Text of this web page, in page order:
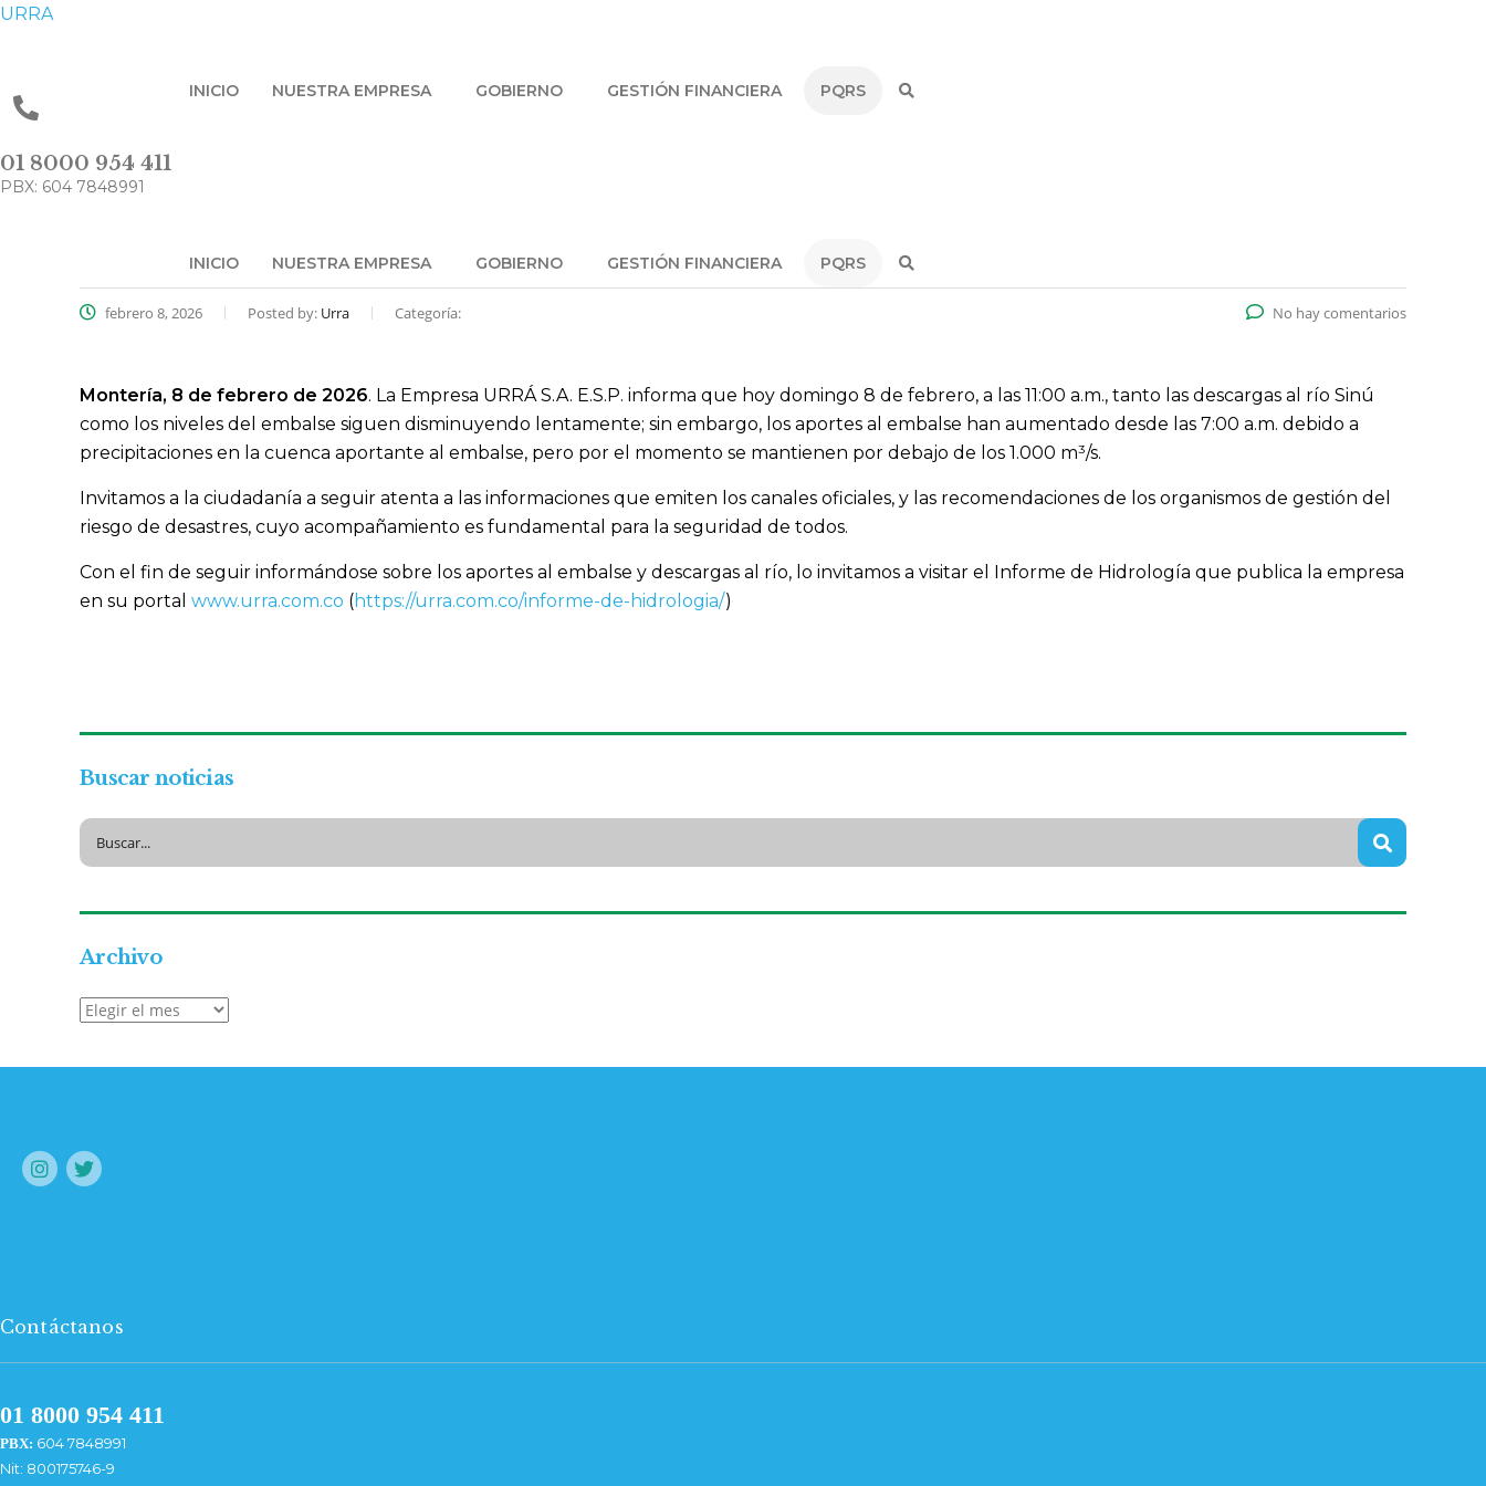
URRA
INICIO NUESTRA EMPRESA GOBIERNO GESTIÓN FINANCIERA PQRS
01 8000 954 411
PBX: 604 7848991
INICIO NUESTRA EMPRESA GOBIERNO GESTIÓN FINANCIERA PQRS
febrero 8, 2026 Posted by: Urra Categoría: No hay comentarios
Montería, 8 de febrero de 2026. La Empresa URRÁ S.A. E.S.P. informa que hoy domingo 8 de febrero, a las 11:00 a.m., tanto las descargas al río Sinú
como los niveles del embalse siguen disminuyendo lentamente; sin embargo, los aportes al embalse han aumentado desde las 7:00 a.m. debido a
precipitaciones en la cuenca aportante al embalse, pero por el momento se mantienen por debajo de los 1.000 m³/s.
Invitamos a la ciudadanía a seguir atenta a las informaciones que emiten los canales oficiales, y las recomendaciones de los organismos de gestión del
riesgo de desastres, cuyo acompañamiento es fundamental para la seguridad de todos.
Con el fin de seguir informándose sobre los aportes al embalse y descargas al río, lo invitamos a visitar el Informe de Hidrología que publica la empresa
en su portal www.urra.com.co (https://urra.com.co/informe-de-hidrologia/)
Buscar noticias
Archivo
Archivo
Contáctanos
01 8000 954 411
PBX: 604 7848991
Nit: 800175746-9